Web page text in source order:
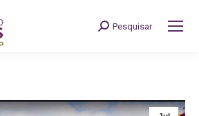
Search:
Pesquisar